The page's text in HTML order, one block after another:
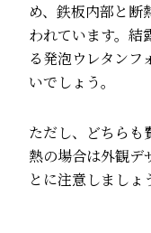
め、鉄板内部と断
われています。結
る発泡ウレタンフ
いでしょう。
ただし、どちらも
熱の場合は外観デ
とに注意しましょ